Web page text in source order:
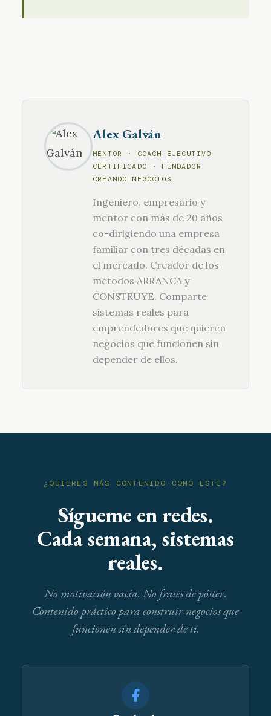
Alex Galván
MENTOR · COACH EJECUTIVO
CERTIFICADO · FUNDADOR
CREANDO NEGOCIOS
Ingeniero, empresario y
mentor con más de 20 años
co-dirigiendo una empresa
familiar con tres décadas en
el mercado. Creador de los
métodos ARRANCA y
CONSTRUYE. Comparte
sistemas reales para
emprendedores que quieren
negocios que funcionen sin
depender de ellos.
¿QUIERES MÁS CONTENIDO COMO ESTE?
Sígueme en redes.
Cada semana, sistemas
reales.
No motivación vacía. No frases de póster.
Contenido práctico para construir negocios que
funcionen sin depender de ti.